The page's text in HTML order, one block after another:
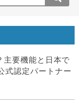
要機能と日本で
式認定パートナー